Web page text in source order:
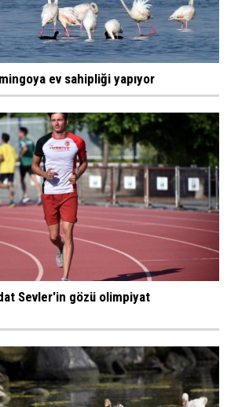
ev sahipliği yapıyor
Sevler'in gözü olimpiyat